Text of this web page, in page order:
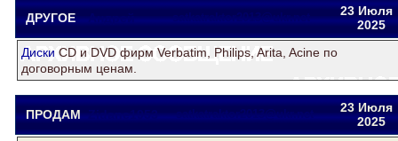
ДРУГОЕ Андрей satkatraktor2013@ukr.net
23 Июля
2025
Диски СD и DVD фирм Verbatim, Philips, Arita, Acine по
договорным ценам.
ПРОДАМ Zidane1953 satkatraktor2013@ukr.net
23 Июля
2025